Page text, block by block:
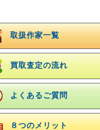
取扱作家一覧
買取査定の流れ
よくあるご質問
８つのメリット